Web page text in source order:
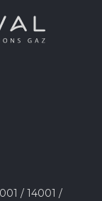
/ 14001 /